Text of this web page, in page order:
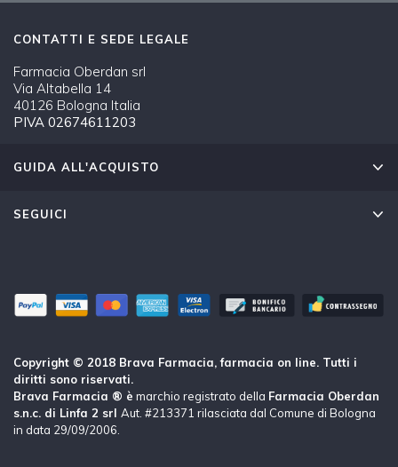
CONTATTI E SEDE LEGALE
Farmacia Oberdan srl
Via Altabella 14
40126 Bologna Italia
PIVA 02674611203
GUIDA ALL'ACQUISTO
SEGUICI
Copyright © 2018 Brava Farmacia, farmacia on line. Tutti i
diritti sono riservati.
Brava Farmacia ® è marchio registrato della Farmacia Oberdan
s.n.c. di Linfa 2 srl Aut. #213371 rilasciata dal Comune di Bologna
in data 29/09/2006.